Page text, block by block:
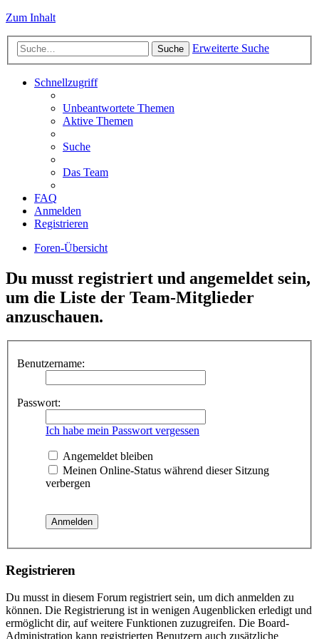
Zum Inhalt
Suche Erweiterte Suche
Schnellzugriff
Unbeantwortete Themen
Aktive Themen
Suche
Das Team
FAQ
Anmelden
Registrieren
Foren-Übersicht
Du musst registriert und angemeldet sein,
um die Liste der Team-Mitglieder
anzuschauen.
Benutzername:
Passwort:
Ich habe mein Passwort vergessen
Angemeldet bleiben
Meinen Online-Status während dieser Sitzung
verbergen
Registrieren
Du musst in diesem Forum registriert sein, um dich anmelden zu
können. Die Registrierung ist in wenigen Augenblicken erledigt und
ermöglicht dir, auf weitere Funktionen zuzugreifen. Die Board-
Administration kann registrierten Benutzern auch zusätzliche